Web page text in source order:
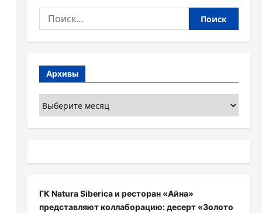
Найти:
Архивы
Архивы
ГК Natura Siberica и ресторан «Айна»
представляют коллаборацию: десерт «Золото